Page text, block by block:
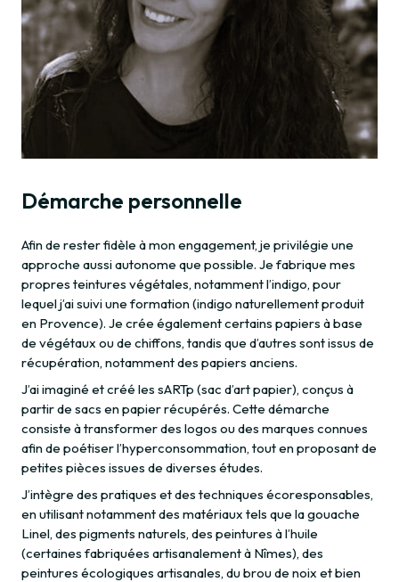
Démarche personnelle
Afin de rester fidèle à mon engagement, je privilégie une
approche aussi autonome que possible. Je fabrique mes
propres teintures végétales, notamment l’indigo, pour
lequel j’ai suivi une formation (indigo naturellement produit
en Provence). Je crée également certains papiers à base
de végétaux ou de chiffons, tandis que d’autres sont issus de
récupération, notamment des papiers anciens.
J’ai imaginé et créé les sARTp (sac d’art papier), conçus à
partir de sacs en papier récupérés. Cette démarche
consiste à transformer des logos ou des marques connues
afin de poétiser l’hyperconsommation, tout en proposant de
petites pièces issues de diverses études.
J’intègre des pratiques et des techniques écoresponsables,
en utilisant notamment des matériaux tels que la gouache
Linel, des pigments naturels, des peintures à l’huile
(certaines fabriquées artisanalement à Nîmes), des
peintures écologiques artisanales, du brou de noix et bien